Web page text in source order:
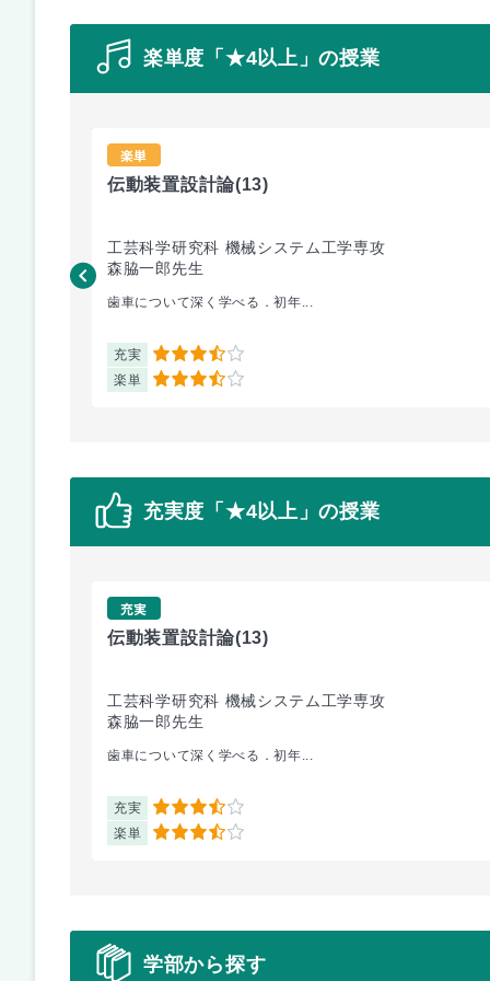
楽単度「★4以上」の授業
楽単
伝動装置設計論(13)
工芸科学研究科 機械システム工学専攻
森脇一郎先生
歯車について深く学べる．初年...
充実 3.5
楽単 3.5
充実度「★4以上」の授業
充実
伝動装置設計論(13)
工芸科学研究科 機械システム工学専攻
森脇一郎先生
歯車について深く学べる．初年...
充実 3.5
楽単 3.5
学部から探す